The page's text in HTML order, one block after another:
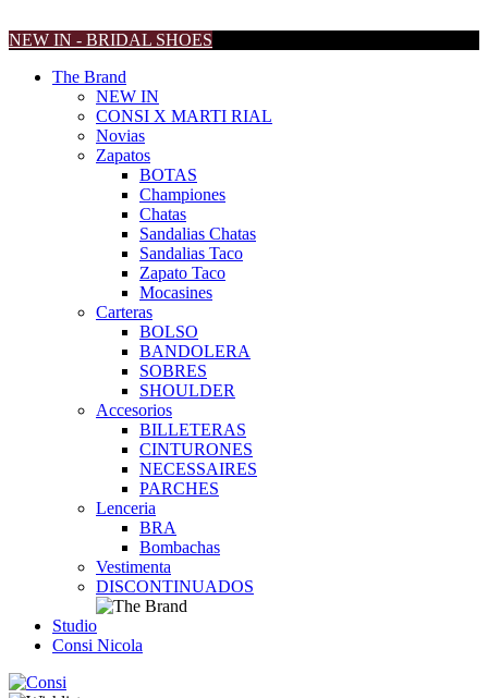
NEW IN - BRIDAL SHOES
The Brand
NEW IN
CONSI X MARTI RIAL
Novias
Zapatos
BOTAS
Championes
Chatas
Sandalias Chatas
Sandalias Taco
Zapato Taco
Mocasines
Carteras
BOLSO
BANDOLERA
SOBRES
SHOULDER
Accesorios
BILLETERAS
CINTURONES
NECESSAIRES
PARCHES
Lenceria
BRA
Bombachas
Vestimenta
DISCONTINUADOS
Studio
Consi Nicola